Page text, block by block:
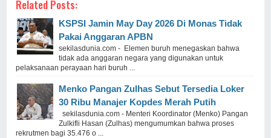
Related Posts:
KSPSI Jamin May Day 2026 Di Monas Tidak
Pakai Anggaran APBN
sekilasdunia.com - Elemen buruh menegaskan bahwa
tidak ada anggaran negara yang digunakan untuk
pelaksanaan perayaan hari buruh ...
Menko Pangan Zulhas Sebut Tersedia Loker
30 Ribu Manajer Kopdes Merah Putih
sekilasdunia.com - Menteri Koordinator (Menko) Pangan
Zulkifli Hasan (Zulhas) mengumumkan bahwa proses
rekrutmen bagi 35.476 o ...